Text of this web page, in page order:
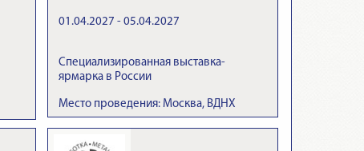
01.04.2027 - 05.04.2027
Специализированная выставка-
ярмарка в России
Место проведения: Москва, ВДНХ